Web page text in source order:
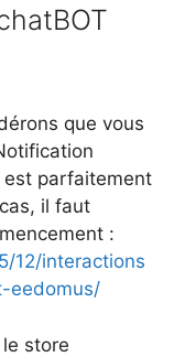
que vous
est parfaitement
il faut
:
12/interactions
eedomus/
store